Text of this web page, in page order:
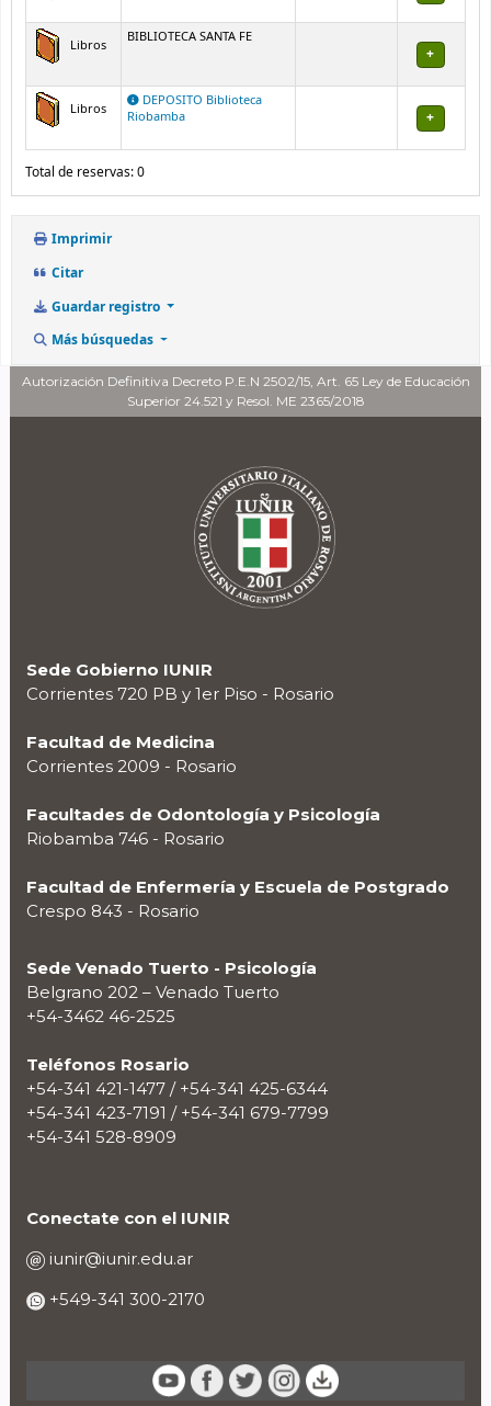
Libros
BIBLIOTECA SANTA FE
Libros
DEPOSITO Biblioteca
Riobamba
Total de reservas: 0
Imprimir
Citar
Guardar registro
Más búsquedas
Autorización Definitiva Decreto P.E.N 2502/15, Art. 65 Ley de Educación
Superior 24.521 y Resol. ME 2365/2018
Sede Gobierno IUNIR
Corrientes 720 PB y 1er Piso - Rosario
Facultad de Medicina
Corrientes 2009 - Rosario
Facultades de Odontología y Psicología
Riobamba 746 - Rosario
Facultad de Enfermería y Escuela de Postgrado
Crespo 843 - Rosario
Sede Venado Tuerto - Psicología
Belgrano 202 – Venado Tuerto
+54-3462 46-2525
Teléfonos Rosario
+54-341 421-1477 / +54-341 425-6344
+54-341 423-7191 / +54-341 679-7799
+54-341 528-8909
Conectate con el IUNIR
iunir@iunir.edu.ar
+549-341 300-2170